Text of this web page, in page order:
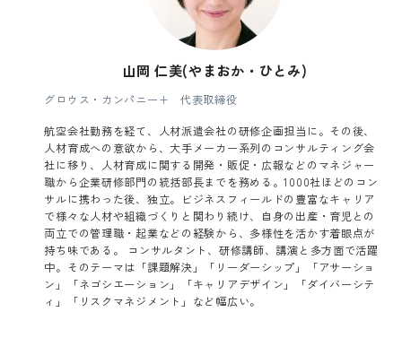
山岡 仁美(やまおか・ひとみ)
グロウス・カンパニー+ 代表取締役
航空会社勤務を経て、人材派遣会社の研修企画担当に。その後、
人材育成への意欲から、大手メーカー系列のコンサルティング会
社に移り、人材育成に関する開発・販促・広報などのマネジャー
職から企業研修部門の統括部長までを務める。1000社ほどのコン
サルに携わった後、独立。ビジネスフィールドの豊富なキャリア
で様々な人材や組織づくりと関わり続け、自身の出産・育児との
両立での管理職・起業などの経験から、多様性を活かす着眼点が
持ち味である。 コンサルタント、研修講師、講演と多方面で活躍
中。そのテーマは「課題解決」「リーダーシップ」「アサーショ
ン」「ネゴシエーション」「キャリアデザイン」「ダイバーシテ
ィ」「リスクマネジメント」など幅広い。